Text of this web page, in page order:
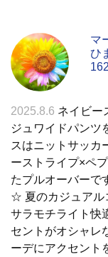
マ
ひ
2025.8.6 ネイビー
ジュワイドパン
スはニットサッ
ーストライプ×ペ
たプルオーバーで
☆ 夏のカジュア
サラモチライト快
セントがオシャレ
ーデにアクセント